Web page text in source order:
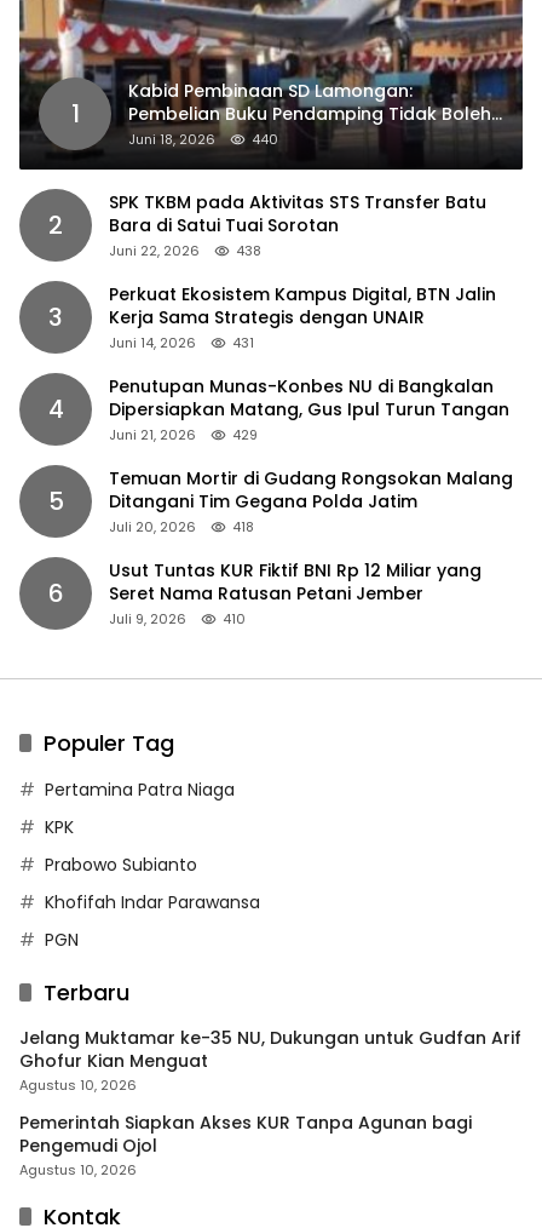
1
Kabid Pembinaan SD Lamongan:
Pembelian Buku Pendamping Tidak Boleh
Dipaksakan
Juni 18, 2026 440
2
SPK TKBM pada Aktivitas STS Transfer Batu
Bara di Satui Tuai Sorotan
Juni 22, 2026 438
3
Perkuat Ekosistem Kampus Digital, BTN Jalin
Kerja Sama Strategis dengan UNAIR
Juni 14, 2026 431
4
Penutupan Munas-Konbes NU di Bangkalan
Dipersiapkan Matang, Gus Ipul Turun Tangan
Juni 21, 2026 429
5
Temuan Mortir di Gudang Rongsokan Malang
Ditangani Tim Gegana Polda Jatim
Juli 20, 2026 418
6
Usut Tuntas KUR Fiktif BNI Rp 12 Miliar yang
Seret Nama Ratusan Petani Jember
Juli 9, 2026 410
Populer Tag
Pertamina Patra Niaga
KPK
Prabowo Subianto
Khofifah Indar Parawansa
PGN
Terbaru
Jelang Muktamar ke-35 NU, Dukungan untuk Gudfan Arif
Ghofur Kian Menguat
Agustus 10, 2026
Pemerintah Siapkan Akses KUR Tanpa Agunan bagi
Pengemudi Ojol
Agustus 10, 2026
Kontak